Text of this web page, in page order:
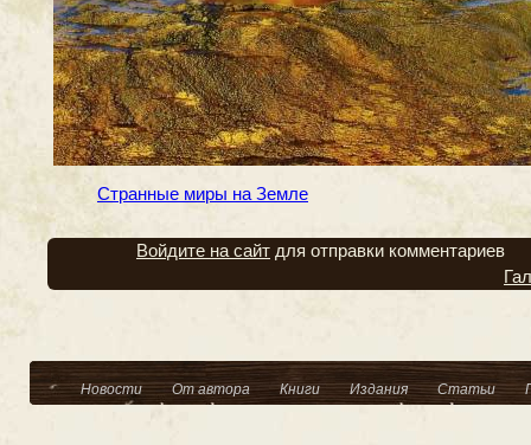
Странные миры на Земле
Войдите на сайт для отправки комментариев
Новости От автора Книги Издания Статьи